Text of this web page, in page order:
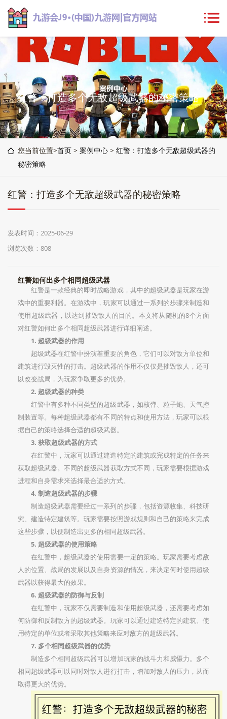
红警：打造多个无敌超级武器的秘密策略
您当前位置>首页 > 案例中心 > 红警：打造多个无敌超级武器的
秘密策略
红警：打造多个无敌超级武器的秘密策略
发表时间：2025-06-29
浏览次数：808
红警如何出多个相同超级武器
红警是一款经典的即时战略游戏，其中的超级武器是玩家在游
戏中的重要利器。在游戏中，玩家可以通过一系列的步骤来制造和
使用超级武器，以达到摧毁敌人的目的。本文将从随机的8个方面
对红警如何出多个相同超级武器进行详细阐述。
1. 超级武器的作用
超级武器在红警中扮演着重要的角色，它们可以对敌方单位和
建筑进行毁灭性的打击。超级武器的作用不仅仅是摧毁敌人，还可
以改变战局，为玩家争取更多的优势。
2. 超级武器的种类
红警中有多种不同类型的超级武器，如核弹、粒子炮、天气控
制装置等。每种超级武器都有不同的特点和使用方法，玩家可以根
据自己的策略选择合适的超级武器。
3. 获取超级武器的方式
在红警中，玩家可以通过建造特定的建筑或完成特定的任务来
获取超级武器。不同的超级武器获取方式不同，玩家需要根据游戏
进程和自身需求来选择最合适的方式。
4. 制造超级武器的步骤
制造超级武器需要经过一系列的步骤，包括资源收集、科技研
究、建造特定建筑等。玩家需要按照游戏规则和自己的策略来完成
这些步骤，以便制造出更多的相同超级武器。
5. 超级武器的使用策略
在红警中，超级武器的使用需要一定的策略。玩家需要考虑敌
人的位置、战局的发展以及自身资源的情况，来决定何时使用超级
武器以获得最大的效果。
6. 超级武器的防御与反制
在红警中，玩家不仅需要制造和使用超级武器，还需要考虑如
何防御和反制敌方的超级武器。玩家可以通过建造特定的建筑、使
用特定的单位或者采取其他策略来应对敌方的超级武器。
7. 多个相同超级武器的优势
制造多个相同超级武器可以增加玩家的战斗力和威慑力。多个
相同超级武器可以同时对敌人进行打击，增加对敌人的压力，从而
取得更大的优势。